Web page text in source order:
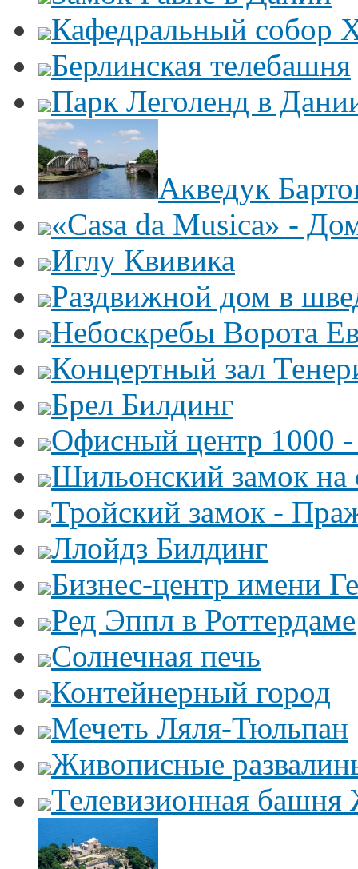
Кафедральный собор
Берлинская телебашня
Парк Леголенд в
Акведук
«Casa da Musica» -
Иглу Квивика
Раздвижной дом в
Небоскребы Ворота
Концертный зал
Брел Билдинг
Офисный центр 1000 -
Шильонский замок на
Тройский замок -
Ллойдз Билдинг
Бизнес-центр имени
Ред Эппл в Роттердаме
Солнечная печь
Контейнерный город
Мечеть Ляля-Тюльпан
Живописные
Телевизионная